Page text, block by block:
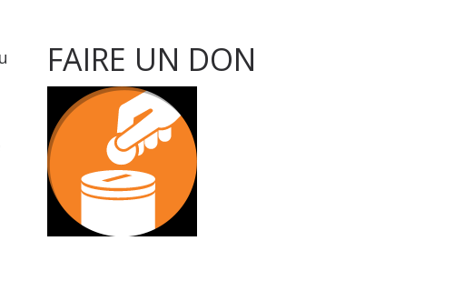
FAIRE UN DON